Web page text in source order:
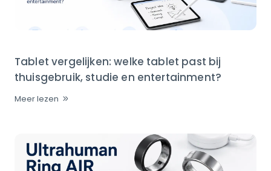
Tablet vergelijken: welke tablet past bij
thuisgebruik, studie en entertainment?
Meer lezen